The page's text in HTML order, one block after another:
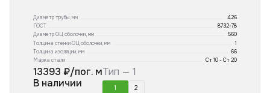
Диаметр трубы, мм
426
ГОСТ
8732-78
Диаметр ОЦ оболочки, мм
560
Толщина стенки ОЦ оболочки, мм
1
Толщина изоляции, мм
66
Марка стали
Ст 10 - Ст 20
13393 ₽/пог. м
В наличии
Тип — 1
1 2